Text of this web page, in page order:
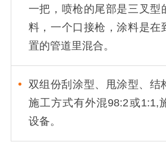
一把，喷枪的尾部是三叉型
料，一个口接枪，涂料是在
置的管道里混合。
双组份刮涂型、甩涂型、结
施工方式有外混98:2或1:1,
设备。